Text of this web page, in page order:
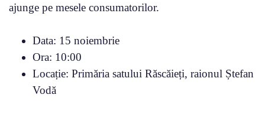
ajunge pe mesele consumatorilor.
Data: 15 noiembrie
Ora: 10:00
Locație: Primăria satului Răscăieți, raionul Ștefan
Vodă